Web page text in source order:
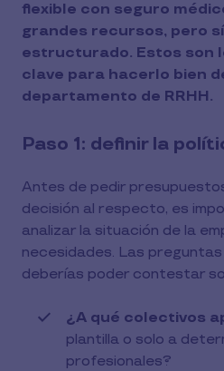
flexible con seguro
grandes recursos, pero
estructurado. Estos son
clave para hacerlo bien
departamento de RRHH.
Paso 1: definir la
Antes de pedir
decisión al respecto, es
analizar la situación de la
necesidades. Las
deberías poder contestar
¿A qué colectivos
plantilla o solo a
profesionales?